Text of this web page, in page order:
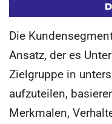
Die
Ansatz, der es
Zielgruppe in
aufzuteilen,
Merkmalen,